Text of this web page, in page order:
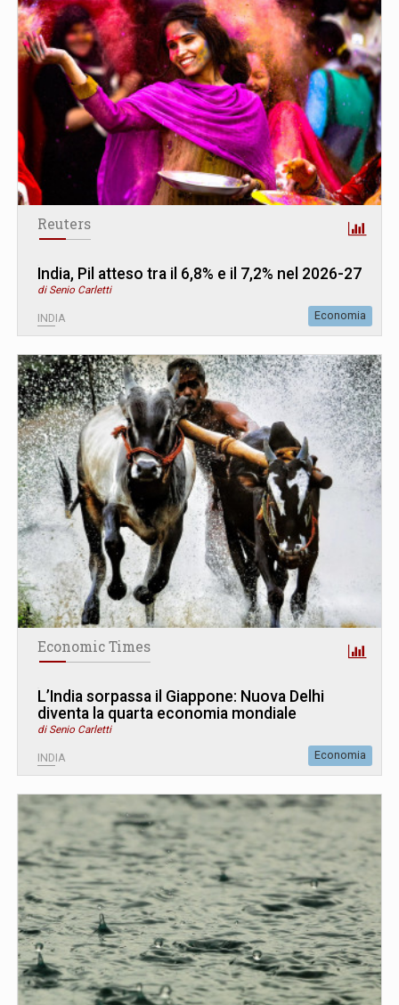
Reuters
India, Pil atteso tra il 6,8% e il 7,2% nel 2026-27
di Senio Carletti
INDIA Economia
Economic Times
L’India sorpassa il Giappone: Nuova Delhi
diventa la quarta economia mondiale
di Senio Carletti
INDIA Economia